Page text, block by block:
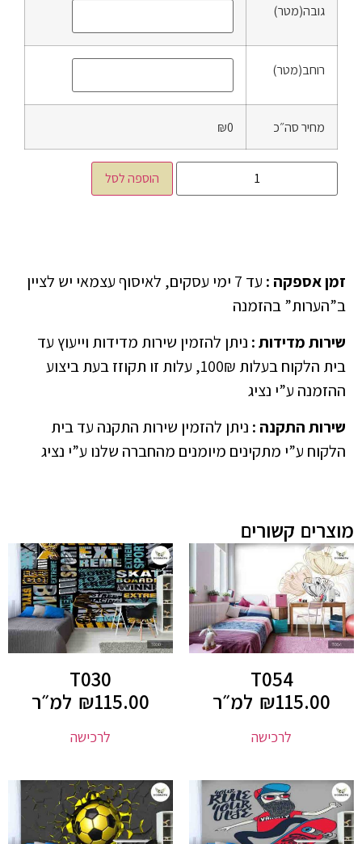
גובה(מטר)
רוחב(מטר)
מחיר סה״כ ₪0
הוספה לסל
זמן אספקה :
עד 7 ימי עסקים, לאיסוף עצמאי יש לציין
ב”הערות” בהזמנה
שירות מדידות: ניתן להזמין שירות מדידות וייעוץ עד
בית הלקוח בעלות 100₪, עלות זו תקוזז בעת ביצוע
ההזמנה ע”י נציג
שירות התקנה : ניתן להזמין שירות התקנה עד בית
הלקוח ע”י מתקינים מיומנים מהחברה שלנו ע”י נציג
מוצרים קשורים
T054
₪115.00 למ״ר
לרכישה
T030
₪115.00 למ״ר
לרכישה